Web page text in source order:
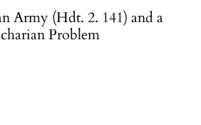
Army (Hdt. 2. 141) and a
Problem